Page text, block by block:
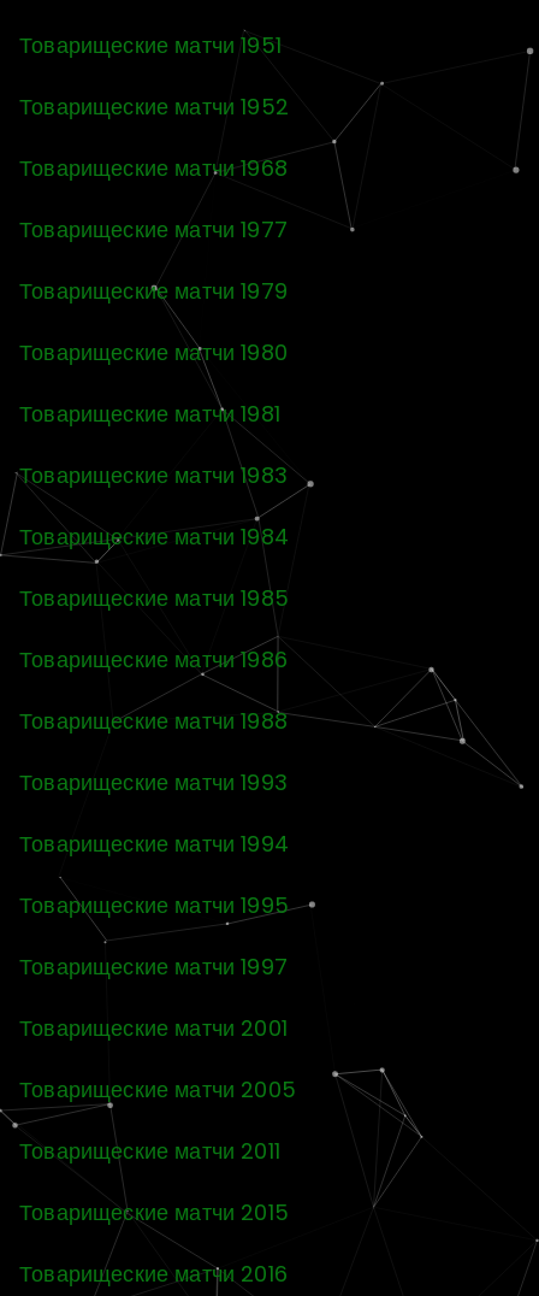
Товарищеские матчи 1951
Товарищеские матчи 1952
Товарищеские матчи 1968
Товарищеские матчи 1977
Товарищеские матчи 1979
Товарищеские матчи 1980
Товарищеские матчи 1981
Товарищеские матчи 1983
Товарищеские матчи 1984
Товарищеские матчи 1985
Товарищеские матчи 1986
Товарищеские матчи 1988
Товарищеские матчи 1993
Товарищеские матчи 1994
Товарищеские матчи 1995
Товарищеские матчи 1997
Товарищеские матчи 2001
Товарищеские матчи 2005
Товарищеские матчи 2011
Товарищеские матчи 2015
Товарищеские матчи 2016